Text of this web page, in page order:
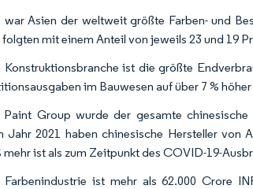
war Asien der weltweit größte Farben- und
mit einem Anteil von jeweils 23 und 19
Konstruktionsbranche ist die größte
im Bauwesen auf über 7 %
Group wurde der gesamte
Jahr 2021 haben chinesische Hersteller von
mehr ist als zum Zeitpunkt des COVID-19-
ist mehr als 62.000 Crore